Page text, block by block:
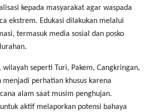
kepada masyarakat agar waspada
ekstrem. Edukasi dilakukan melalui
termasuk media sosial dan posko
wilayah seperti Turi, Pakem, Cangkringan,
menjadi perhatian khusus karena
alam saat musim penghujan.
aktif melaporkan potensi bahaya